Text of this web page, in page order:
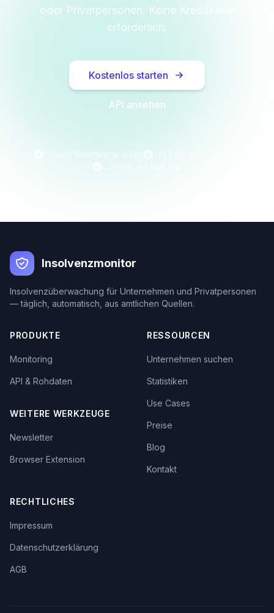
oder Privatpersonen. Keine Kreditkarte
erforderlich.
Kostenlos starten
API ansehen
Insolvenzmonitor
Insolvenzüberwachung für Unternehmen und Privatpersonen
— täglich, automatisch, aus amtlichen Quellen.
PRODUKTE
Monitoring
API & Rohdaten
WEITERE WERKZEUGE
Newsletter
Browser Extension
RESSOURCEN
Unternehmen suchen
Statistiken
Use Cases
Preise
Blog
Kontakt
RECHTLICHES
Impressum
Datenschutzerklärung
AGB